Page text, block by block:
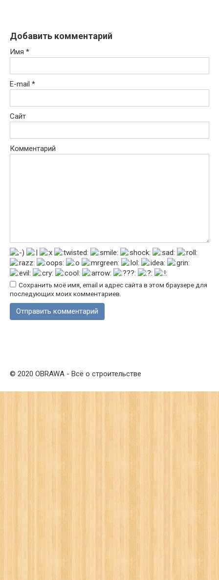
Добавить комментарий
Имя *
E-mail *
Сайт
Комментарий
Сохранить моё имя, email и адрес сайта в этом браузере для
последующих моих комментариев.
© 2020 OBRAWA - Всё о строительстве